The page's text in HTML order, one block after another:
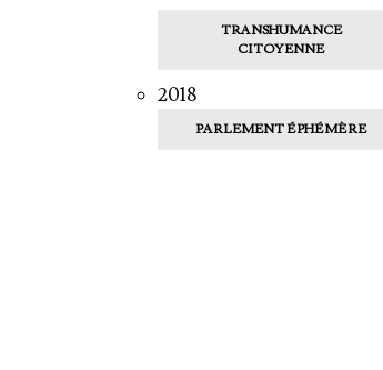
TRANSHUMANCE
CITOYENNE
2018
PARLEMENT ÉPHÉMÈRE